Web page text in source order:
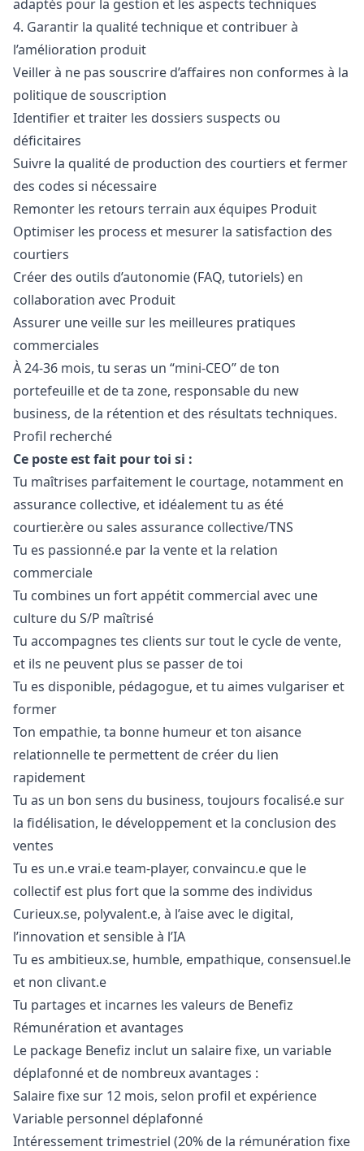
adaptés pour la gestion et les aspects techniques
4. Garantir la qualité technique et contribuer à
l’amélioration produit
Veiller à ne pas souscrire d’affaires non conformes à la
politique de souscription
Identifier et traiter les dossiers suspects ou
déficitaires
Suivre la qualité de production des courtiers et fermer
des codes si nécessaire
Remonter les retours terrain aux équipes Produit
Optimiser les process et mesurer la satisfaction des
courtiers
Créer des outils d’autonomie (FAQ, tutoriels) en
collaboration avec Produit
Assurer une veille sur les meilleures pratiques
commerciales
À 24-36 mois, tu seras un “mini-CEO” de ton
portefeuille et de ta zone, responsable du new
business, de la rétention et des résultats techniques.
Profil recherché
Ce poste est fait pour toi si :
Tu maîtrises parfaitement le courtage, notamment en
assurance collective, et idéalement tu as été
courtier.ère ou sales assurance collective/TNS
Tu es passionné.e par la vente et la relation
commerciale
Tu combines un fort appétit commercial avec une
culture du S/P maîtrisé
Tu accompagnes tes clients sur tout le cycle de vente,
et ils ne peuvent plus se passer de toi
Tu es disponible, pédagogue, et tu aimes vulgariser et
former
Ton empathie, ta bonne humeur et ton aisance
relationnelle te permettent de créer du lien
rapidement
Tu as un bon sens du business, toujours focalisé.e sur
la fidélisation, le développement et la conclusion des
ventes
Tu es un.e vrai.e team-player, convaincu.e que le
collectif est plus fort que la somme des individus
Curieux.se, polyvalent.e, à l’aise avec le digital,
l’innovation et sensible à l’IA
Tu es ambitieux.se, humble, empathique, consensuel.le
et non clivant.e
Tu partages et incarnes les valeurs de Benefiz
Rémunération et avantages
Le package Benefiz inclut un salaire fixe, un variable
déplafonné et de nombreux avantages :
Salaire fixe sur 12 mois, selon profil et expérience
Variable personnel déplafonné
Intéressement trimestriel (20% de la rémunération fixe